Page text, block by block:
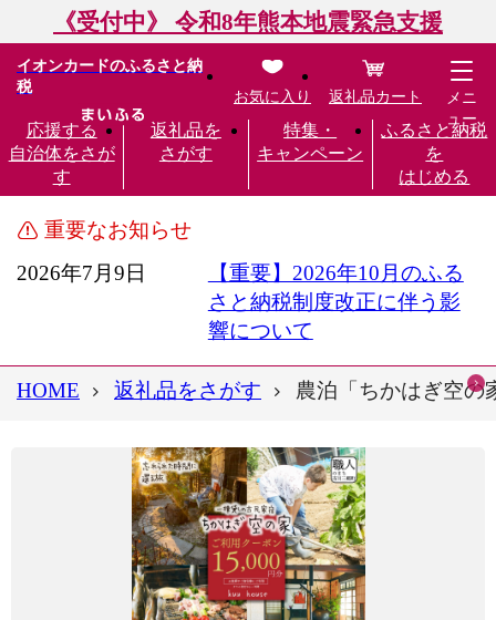
《受付中》 令和8年熊本地震緊急支援
イオンカードのふるさと納
税
応援する
自治体をさが
す
返礼品を
さがす
特集・
キャンペーン
ふるさと納税
を
はじめる
お気に入り 返礼品カート
メニ
ュー
重要なお知らせ
2026年7月9日
【重要】2026年10月のふる
さと納税制度改正に伴う影
響について
HOME 返礼品をさがす 農泊「ちかはぎ空の